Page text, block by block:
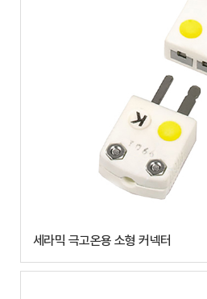
세라믹 극고온용 소형 커넥터